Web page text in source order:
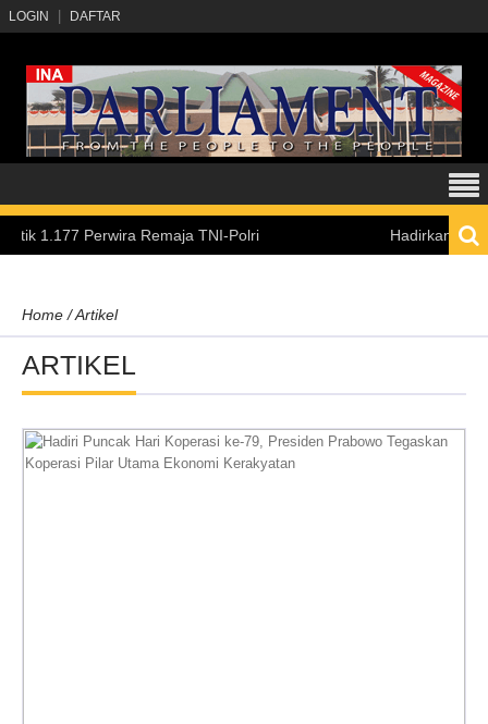
LOGIN DAFTAR
Perwira Remaja TNI-Polri Hadirkan
Home /Artikel
ARTIKEL